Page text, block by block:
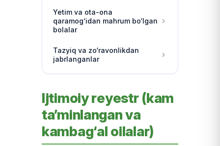
Yetim va ota-ona
qaramog‘idan mahrum bo‘lgan
bolalar
Tazyiq va zo‘ravonlikdan
jabrlanganlar
Ijtimoiy reyestr (kam
ta’minlangan va
kambag‘al oilalar)